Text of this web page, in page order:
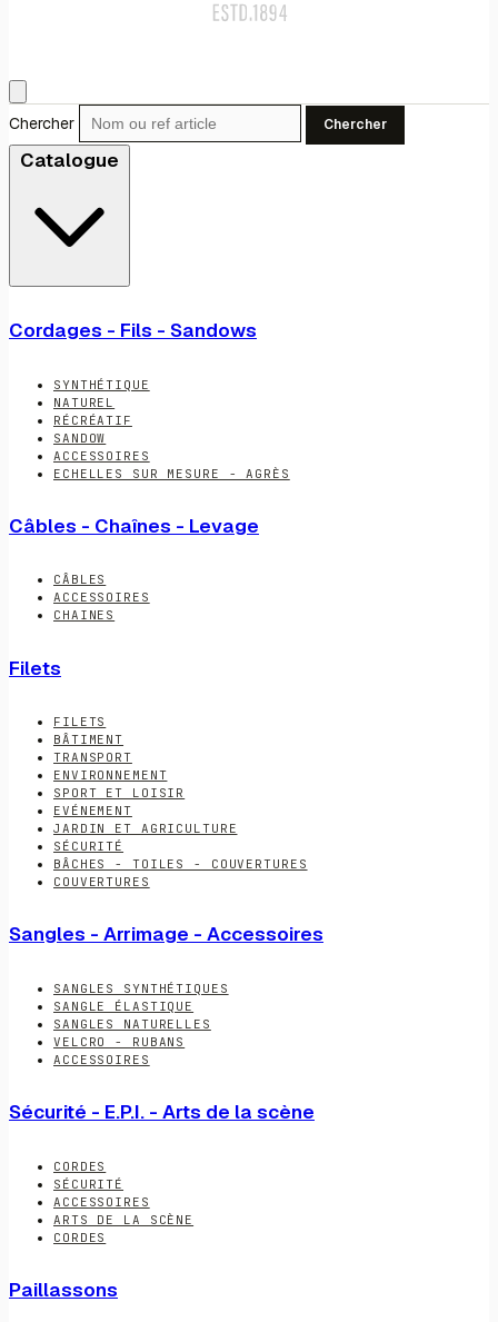
Chercher Chercher
Catalogue
Cordages - Fils - Sandows
SYNTHÉTIQUE
NATUREL
RÉCRÉATIF
SANDOW
ACCESSOIRES
ECHELLES SUR MESURE - AGRÈS
Câbles - Chaînes - Levage
CÂBLES
ACCESSOIRES
CHAINES
Filets
FILETS
BÂTIMENT
TRANSPORT
ENVIRONNEMENT
SPORT ET LOISIR
EVÉNEMENT
JARDIN ET AGRICULTURE
SÉCURITÉ
BÂCHES - TOILES - COUVERTURES
COUVERTURES
Sangles - Arrimage - Accessoires
SANGLES SYNTHÉTIQUES
SANGLE ÉLASTIQUE
SANGLES NATURELLES
VELCRO - RUBANS
ACCESSOIRES
Sécurité - E.P.I. - Arts de la scène
CORDES
SÉCURITÉ
ACCESSOIRES
ARTS DE LA SCÈNE
CORDES
Paillassons